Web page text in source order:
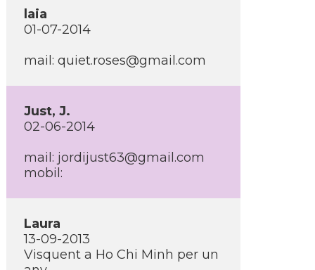
laia
01-07-2014
mail: quiet.roses@gmail.com
Just, J.
02-06-2014
mail: jordijust63@gmail.com
mobil:
Laura
13-09-2013
Visquent a Ho Chi Minh per un